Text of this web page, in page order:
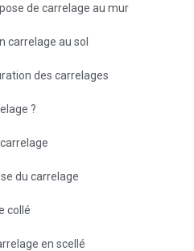
de carrelage au mur
carrelage au sol
des carrelages
?
du carrelage
collé
en scellé